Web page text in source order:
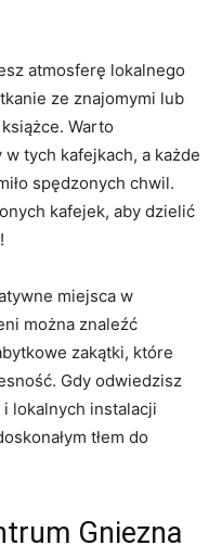
atmosferę lokalnego
ze znajomymi lub
Warto
tych kafejkach, a każde
⁣spędzonych chwil.
kafejek, aby dzielić
‌miejsca w
można znaleźć
zakątki, które⁣
Gdy odwiedzisz
lokalnych instalacji
tłem do
Gniezna